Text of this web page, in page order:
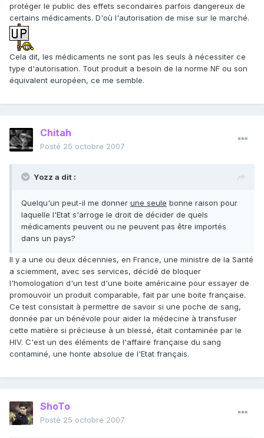
protéger le public des effets secondaires parfois dangereux de
certains médicaments. D'où l'autorisation de mise sur le marché.
Cela dit, les médicaments ne sont pas les seuls à nécessiter ce
type d'autorisation. Tout produit a besoin de la norme NF ou son
équivalent européen, ce me semble.
Chitah
Posté 25 octobre 2007
Yozz a dit :
Quelqu'un peut-il me donner une seule bonne raison pour
laquelle l'Etat s'arroge le droit de décider de quels
médicaments peuvent ou ne peuvent pas être importés
dans un pays?
Il y a une ou deux décennies, en France, une ministre de la Santé
a sciemment, avec ses services, décidé de bloquer
l'homologation d'un test d'une boite américaine pour essayer de
promouvoir un produit comparable, fait par une boite française.
Ce test consistait à permettre de savoir si une poche de sang,
donnée par un bénévole pour aider la médecine à transfuser
cette matière si précieuse à un blessé, était contaminée par le
HIV. C'est un des éléments de l'affaire française du sang
contaminé, une honte absolue de l'Etat français.
ShoTo
Posté 25 octobre 2007